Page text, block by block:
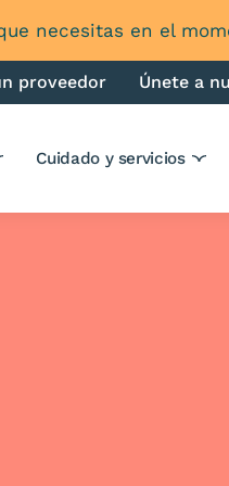
necesitas en el
proveedor Únete a
Cuidado y servicios